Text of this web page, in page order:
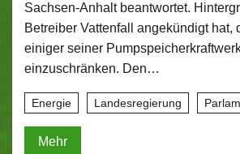
Sachsen-Anhalt beantwortet.
Betreiber Vattenfall angekündigt hat,
einiger seiner
einzuschränken. Den…
Energie Landesregierung
Mehr